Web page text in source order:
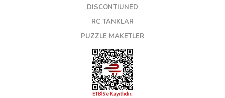
DISCONTIUNED
RC TANKLAR
PUZZLE MAKETLER